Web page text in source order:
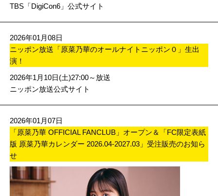
TBS「DigiCon6」公式サイト
2026年01月08日
ニッポン放送「原菜乃華のオールナイトニッポン０」生出
演！
2026年1月10日(土)27:00～放送
ニッポン放送公式サイト
2026年01月07日
「原菜乃華 OFFICIAL FANCLUB」オープン＆「FC限定表紙
版 原菜乃華カレンダー 2026.04-2027.03」受注販売のお知ら
せ